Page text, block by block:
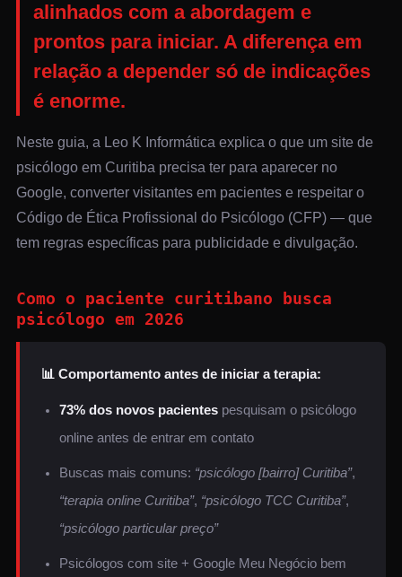
alinhados com a abordagem e
prontos para iniciar. A diferença em
relação a depender só de indicações
é enorme.
Neste guia, a Leo K Informática explica o que um site de
psicólogo em Curitiba precisa ter para aparecer no
Google, converter visitantes em pacientes e respeitar o
Código de Ética Profissional do Psicólogo (CFP) — que
tem regras específicas para publicidade e divulgação.
Como o paciente curitibano busca
psicólogo em 2026
📊 Comportamento antes de iniciar a terapia:
73% dos novos pacientespesquisam o psicólogo
online antes de entrar em contato
Buscas mais comuns: “psicólogo [bairro] Curitiba”,
“terapia online Curitiba”, “psicólogo TCC Curitiba”,
“psicólogo particular preço”
Psicólogos com site + Google Meu Negócio bem